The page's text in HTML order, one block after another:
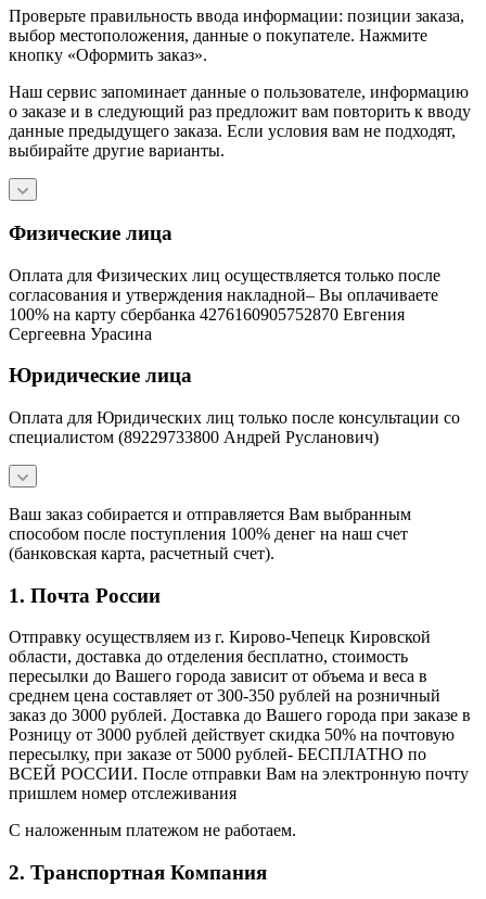
Проверьте правильность ввода информации: позиции заказа,
выбор местоположения, данные о покупателе. Нажмите
кнопку «Оформить заказ».
Наш сервис запоминает данные о пользователе, информацию
о заказе и в следующий раз предложит вам повторить к вводу
данные предыдущего заказа. Если условия вам не подходят,
выбирайте другие варианты.
Физические лица
Оплата для Физических лиц осуществляется только после
согласования и утверждения накладной– Вы оплачиваете
100% на карту сбербанка 4276160905752870 Евгения
Сергеевна Урасина
Юридические лица
Оплата для Юридических лиц только после консультации со
специалистом (89229733800 Андрей Русланович)
Ваш заказ собирается и отправляется Вам выбранным
способом после поступления 100% денег на наш счет
(банковская карта, расчетный счет).
1. Почта России
Отправку осуществляем из г. Кирово-Чепецк Кировской
области, доставка до отделения бесплатно, стоимость
пересылки до Вашего города зависит от объема и веса в
среднем цена составляет от 300-350 рублей на розничный
заказ до 3000 рублей. Доставка до Вашего города при заказе в
Розницу от 3000 рублей действует скидка 50% на почтовую
пересылку, при заказе от 5000 рублей- БЕСПЛАТНО по
ВСЕЙ РОССИИ. После отправки Вам на электронную почту
пришлем номер отслеживания
С наложенным платежом не работаем.
2. Транспортная Компания